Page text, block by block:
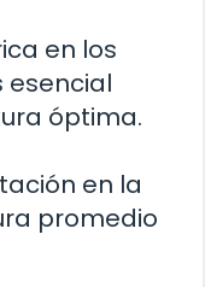
en los
esencial
óptima.
en la
promedio